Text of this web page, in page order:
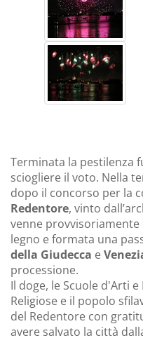
Terminata la pestilenza
sciogliere il voto. Nella
dopo il concorso per la
Redentore, vinto
venne
legno e formata una
della Giudecca e
processione.
Il doge, le Scuole d'Arti
Religiose e il popolo
del Redentore con
avere salvato la città